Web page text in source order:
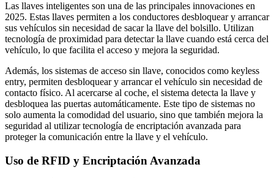
Las llaves inteligentes son una de las principales innovaciones en
2025. Estas llaves permiten a los conductores desbloquear y arrancar
sus vehículos sin necesidad de sacar la llave del bolsillo. Utilizan
tecnología de proximidad para detectar la llave cuando está cerca del
vehículo, lo que facilita el acceso y mejora la seguridad.
Además, los sistemas de acceso sin llave, conocidos como keyless
entry, permiten desbloquear y arrancar el vehículo sin necesidad de
contacto físico. Al acercarse al coche, el sistema detecta la llave y
desbloquea las puertas automáticamente. Este tipo de sistemas no
solo aumenta la comodidad del usuario, sino que también mejora la
seguridad al utilizar tecnología de encriptación avanzada para
proteger la comunicación entre la llave y el vehículo.
Uso de RFID y Encriptación Avanzada